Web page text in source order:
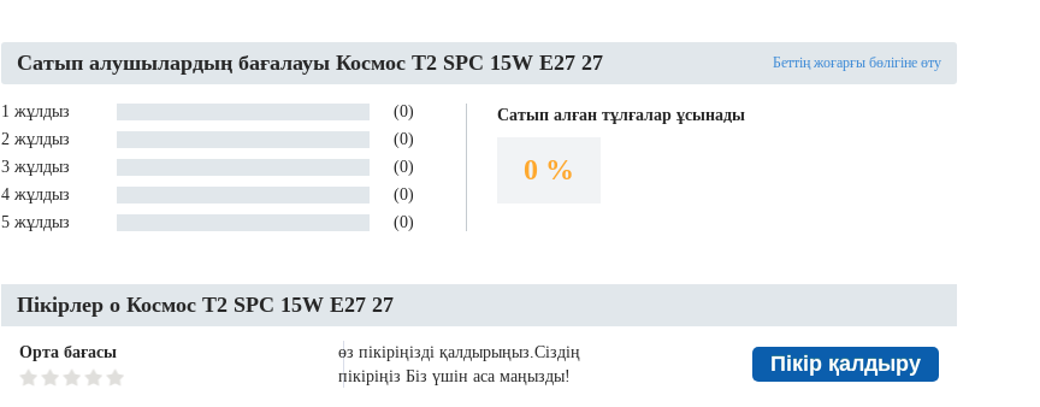
Сатып алушылардың бағалауы Космос T2 SPC 15W E27 27 Беттің жоғарғы бөлігіне өту
1 жұлдыз
(0)
2 жұлдыз
(0)
3 жұлдыз
(0)
4 жұлдыз
(0)
5 жұлдыз
(0)
Сатып алған тұлғалар ұсынады
0 %
Пікірлер о Космос T2 SPC 15W E27 27
Орта бағасы
өз пікіріңізді қалдырыңыз.Сіздің
пікіріңіз Біз үшін аса маңызды!
Пікір қалдыру